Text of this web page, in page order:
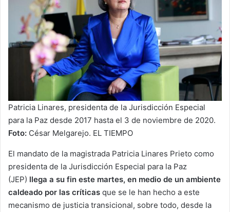
Patricia Linares, presidenta de la Jurisdicción Especial
para la Paz desde 2017 hasta el 3 de noviembre de 2020.
Foto: César Melgarejo. EL TIEMPO
El mandato de la magistrada Patricia Linares Prieto como
presidenta de la Jurisdicción Especial para la Paz
(JEP) llega a su fin este martes, en medio de un ambiente
caldeado por las críticas que se le han hecho a este
mecanismo de justicia transicional, sobre todo, desde la